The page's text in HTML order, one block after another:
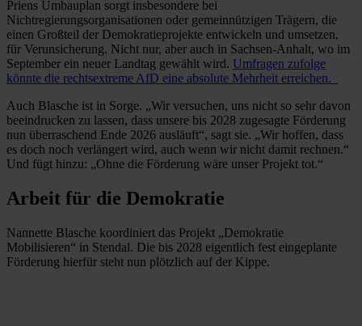
Priens Umbauplan sorgt insbesondere bei
Nichtregierungsorganisationen oder gemeinnützigen Trägern, die
einen Großteil der Demokratieprojekte entwickeln und umsetzen,
für Verunsicherung. Nicht nur, aber auch in Sachsen-Anhalt, wo im
September ein neuer Landtag gewählt wird. Umfragen zufolge
könnte die rechtsextreme AfD eine absolute Mehrheit erreichen.
Auch Blasche ist in Sorge. „Wir versuchen, uns nicht so sehr davon
beeindrucken zu lassen, dass unsere bis 2028 zugesagte Förderung
nun überraschend Ende 2026 ausläuft“, sagt sie. „Wir hoffen, dass
es doch noch verlängert wird, auch wenn wir nicht damit rechnen.“
Und fügt hinzu: „Ohne die Förderung wäre unser Projekt tot.“
Arbeit für die Demokratie
Nannette Blasche koordiniert das Projekt „Demokratie
Mobilisieren“ in Stendal. Die bis 2028 eigentlich fest eingeplante
Förderung hierfür steht nun plötzlich auf der Kippe.